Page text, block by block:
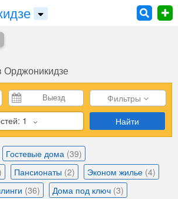
Фильтры
1 Найти
Гостевые дома (39)
Пансионаты (2) Эконом жилье (4)
(36) Дома под ключ (3)